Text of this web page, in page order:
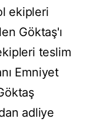
ekipleri
Göktaş'ı
teslim
Emniyet
adliye